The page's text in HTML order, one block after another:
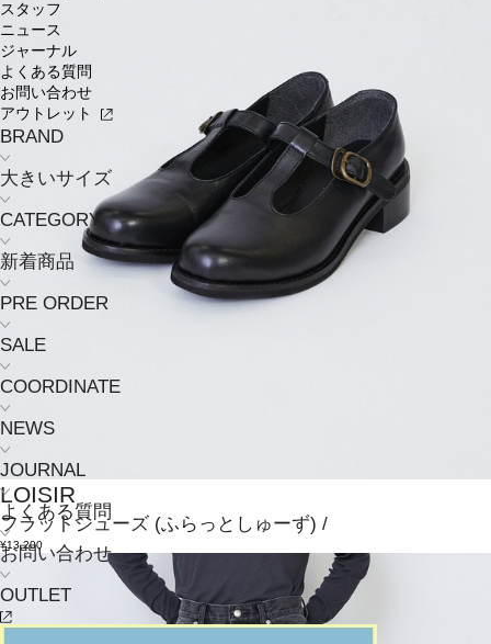
スタッフ
ニュース
ジャーナル
よくある質問
お問い合わせ
アウトレット
BRAND
大きいサイズ
CATEGORY
新着商品
PRE ORDER
SALE
COORDINATE
NEWS
JOURNAL
よくある質問
お問い合わせ
OUTLET
LOISIR
フラットシューズ (ふらっとしゅーず) /
¥13,200